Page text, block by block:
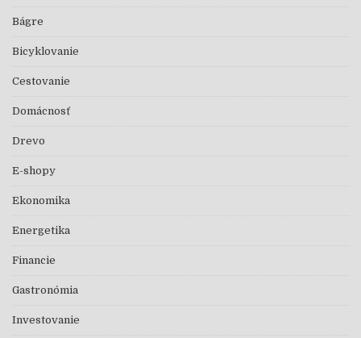
Bágre
Bicyklovanie
Cestovanie
Domácnosť
Drevo
E-shopy
Ekonomika
Energetika
Financie
Gastronómia
Investovanie